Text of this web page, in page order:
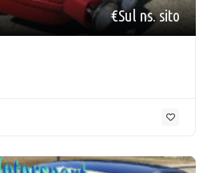
€Sul ns. sito